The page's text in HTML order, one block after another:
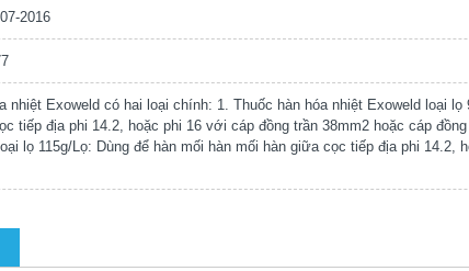
2016
nhiệt Exoweld có hai loại chính: 1. Thuốc hàn hóa nhiệt Exoweld loại lọ
tiếp địa phi 14.2, hoặc phi 16 với cáp đồng trần 38mm2 hoặc cáp
lọ 115g/Lọ: Dùng để hàn mối hàn mối hàn giữa cọc tiếp địa phi 14.2,